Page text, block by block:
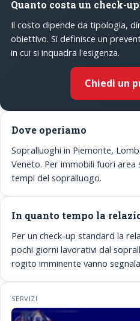
Quanto costa un check-
Il costo dipende da tipologia,
obiettivo. Si definisce un
in cui si inquadra l'esigenza.
Chiedi un
Dove operiamo
Sopralluoghi in Piemonte,
Veneto. Per immobili fuori
tempi del sopralluogo.
In quanto tempo la
Per un check-up standard la
pochi giorni lavorativi dal
rogito imminente vanno
SERVIZI